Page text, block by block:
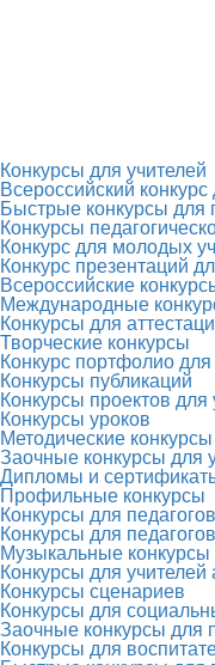
Конкурсы для учителей
Всероссийский
Быстрые конкурсы для
Конкурсы
Конкурс для молодых
Конкурс презентаций
Всероссийские
Международные
Конкурсы для
Творческие конкурсы
Конкурс портфолио для
Конкурсы публикаций
Конкурсы проектов для
Конкурсы уроков
Методические
Заочные конкурсы для
Дипломы и
Профильные конкурсы
Конкурсы для
Конкурсы для
Музыкальные конкурсы
Конкурсы для учителей
Конкурсы сценариев
Конкурсы для
Заочные конкурсы для
Конкурсы для